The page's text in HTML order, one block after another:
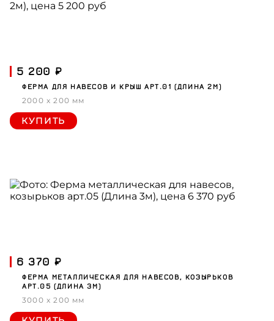
5 200 ₽
ФЕРМА ДЛЯ НАВЕСОВ И КРЫШ АРТ.01 (ДЛИНА 2М)
2000 x 200 мм
КУПИТЬ
6 370 ₽
ФЕРМА МЕТАЛЛИЧЕСКАЯ ДЛЯ НАВЕСОВ, КОЗЫРЬКОВ
АРТ.05 (ДЛИНА 3М)
3000 x 200 мм